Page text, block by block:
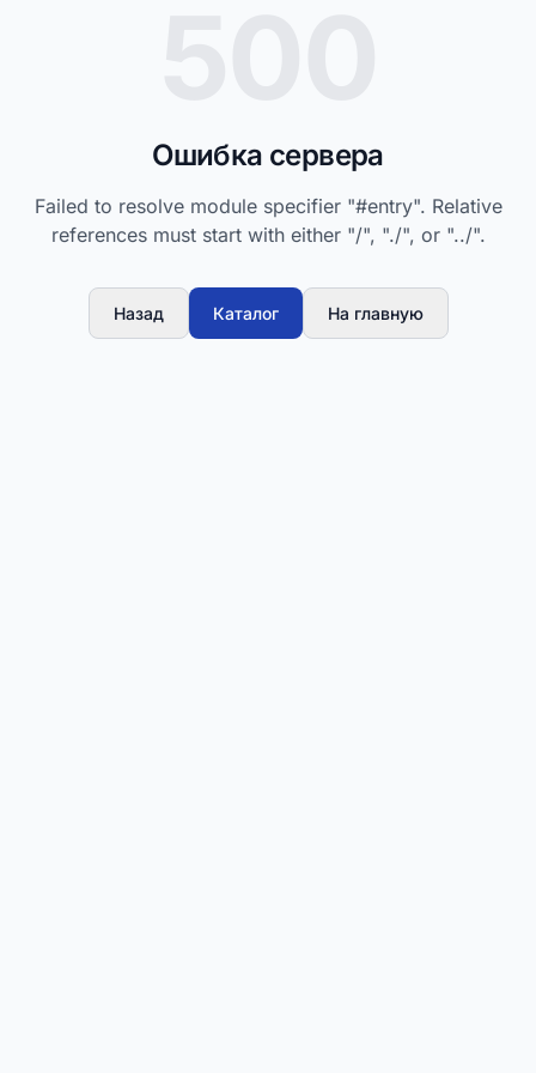
Ошибка сервера
Failed to resolve module specifier "#entry". Relative
references must start with either "/", "./", or "../".
Назад Каталог На главную